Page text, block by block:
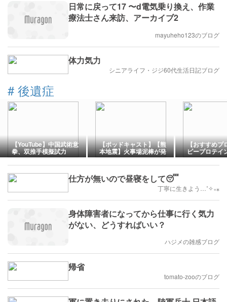
日常に戻って17 〜d電気乗り換え、作業
療法士さん来訪、アーカイブ2
mayuheho123のブログ
体力気力
シニアライフ・ジジ60代生活日記ブログ
# 後遺症
【YouTube】中国武術意
拳、双推手模擬試力
yiquan shili
【ポッドキャスト】【熊
本地震】火事場泥棒が発
生
【おすすめプ
ピープロテイ
う豆由来、植
イン）
仕方が無いので昼寝をして😴
丁寧に生きよう…˚✧₊⁎
身体障害者になってから仕事に行く気力
がない、どうすればいい？
ハジメの雑感ブログ
帰省
tomato-zooのブログ